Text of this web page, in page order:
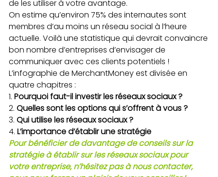
de les utiliser à votre avantage.
On estime qu’environ 75% des internautes sont
membres d’au moins un réseau social à l’heure
actuelle. Voilà une statistique qui devrait convaincre
bon nombre d’entreprises d’envisager de
communiquer avec ces clients potentiels !
L’infographie de MerchantMoney est divisée en
quatre chapitres :
Pourquoi faut-il investir les réseaux sociaux ?
Quelles sont les options qui s’offrent à vous ?
Qui utilise les réseaux sociaux ?
L’importance d’établir une stratégie
Pour bénéficier de davantage de conseils sur la
stratégie à établir sur les réseaux sociaux pour
votre entreprise, n’hésitez pas à nous contacter,